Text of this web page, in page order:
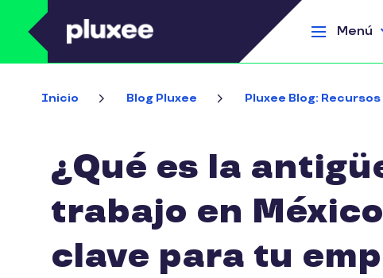
Pasar al contenido principal
Menú
Inicio Blog Pluxee Pluxee Blog:
¿Qué es la
trabajo en
clave para tu